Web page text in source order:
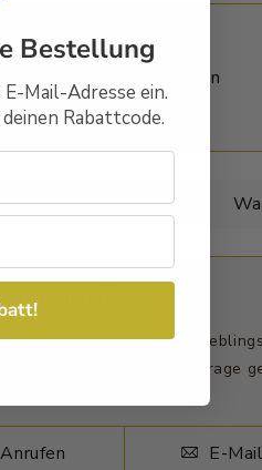
in 1-2 Werktagen
Rückgaberecht
Größentabelle
für dich da!
zu deinem neuen
und beantworten Deine Frage
Anrufen E-Mail
Bestellung
Mail-Adresse ein.
Rabattcode.